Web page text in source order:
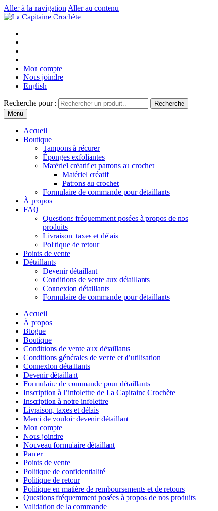
Aller à la navigation Aller au contenu
Mon compte
Nous joindre
English
Recherche pour :
Recherche
Menu
Accueil
Boutique
Tampons à récurer
Éponges exfoliantes
Matériel créatif et patrons au crochet
Matériel créatif
Patrons au crochet
Formulaire de commande pour détaillants
À propos
FAQ
Questions fréquemment posées à propos de nos
produits
Livraison, taxes et délais
Politique de retour
Points de vente
Détaillants
Devenir détaillant
Conditions de vente aux détaillants
Connexion détaillants
Formulaire de commande pour détaillants
Accueil
À propos
Blogue
Boutique
Conditions de vente aux détaillants
Conditions générales de vente et d’utilisation
Connexion détaillants
Devenir détaillant
Formulaire de commande pour détaillants
Inscription à l’infolettre de La Capitaine Crochète
Inscription à notre infolettre
Livraison, taxes et délais
Merci de vouloir devenir détaillant
Mon compte
Nous joindre
Nouveau formulaire détaillant
Panier
Points de vente
Politique de confidentialité
Politique de retour
Politique en matière de remboursements et de retours
Questions fréquemment posées à propos de nos produits
Validation de la commande